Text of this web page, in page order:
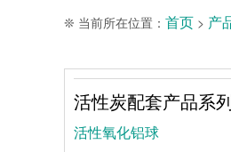
❊ 当前所在位置： 首页 > 产
活性炭配套产品系
活性氧化铝球